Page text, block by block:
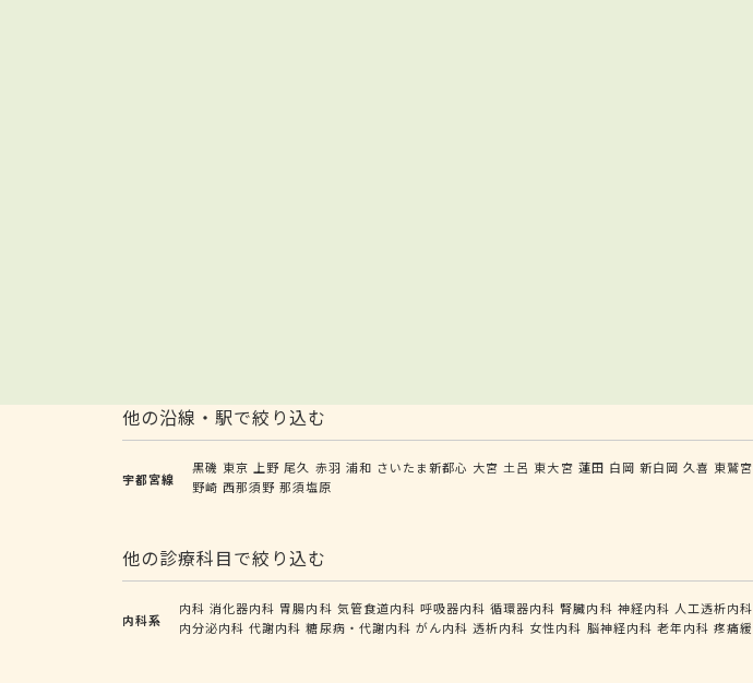
他の沿線・駅で絞り込む
宇都宮線
黒磯 東京 上野 尾久 赤羽 浦和 さいたま新都心 大宮 土呂 東大宮 蓮田 白岡 新白岡 久喜 東鷲宮
野崎 西那須野 那須塩原
他の診療科目で絞り込む
内科系
内科 消化器内科 胃腸内科 気管食道内科 呼吸器内科 循環器内科 腎臓内科 神経内科 人工透析内科
内分泌内科 代謝内科 糖尿病・代謝内科 がん内科 透析内科 女性内科 脳神経内科 老年内科 疼痛